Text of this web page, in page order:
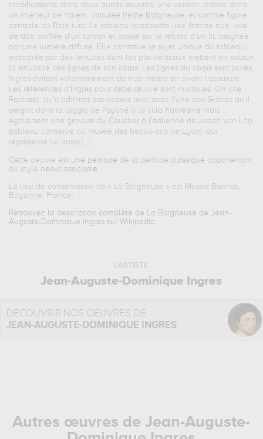
modifications, dans deux autres œuvres, une version réduite dans
un intérieur de harem, intitulée Petite Baigneuse, et comme figure
centrale du Bain turc. Le tableau représente une femme nue, vue
de dos, coiffée d'un turban et assise sur le rebord d'un lit, baignée
par une lumière diffuse. Elle constitue le sujet unique du tableau,
encadrée par des tentures dont les plis verticaux mettent en valeur
la sinuosité des lignes de son corps. Les lignes du corps sont pures,
Ingres évitant volontairement de trop mettre en avant l'ossature.
Les références d'Ingres pour cette œuvre sont multiples. On cite
Raphaël, qu'il admirait par-dessus tout, avec l'une des Grâces qu'il
peignit dans la loggia de Psyché à la villa Farnésine mais
également une gravure du Coucher à l'italienne de Jacob van Loo
(tableau conservé au musée des beaux-arts de Lyon), qui
représente lui aussi […]
Cette oeuvre est une peinture de la période classique appartenant
au style néo-classicisme.
Le lieu de conservation de « La Baigneuse » est Musée Bonnat,
Bayonne, France.
Retrouvez la description complète de La Baigneuse de Jean-
Auguste-Dominique Ingres sur Wikipedia.
L'ARTISTE
Jean-Auguste-Dominique Ingres
DÉCOUVRIR NOS OEUVRES DE
JEAN-AUGUSTE-DOMINIQUE INGRES
Autres œuvres de Jean-Auguste-